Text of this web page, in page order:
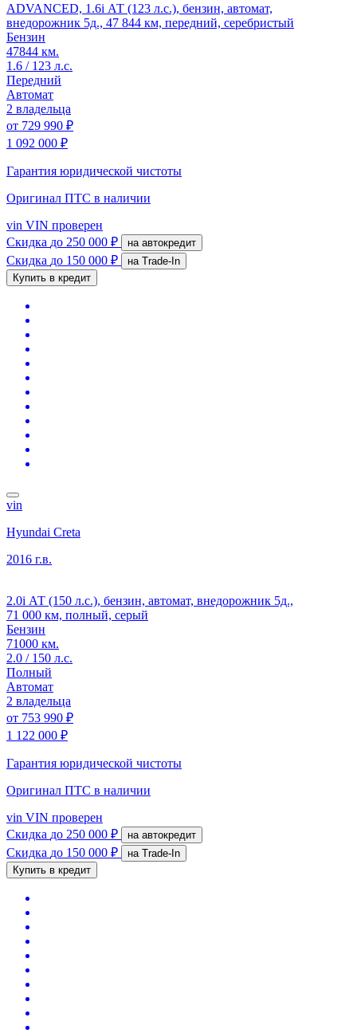
ADVANCED, 1.6i АТ (123 л.с.), бензин, автомат,
внедорожник 5д., 47 844 км, передний, серебристый
Бензин
47844 км.
1.6 / 123 л.с.
Передний
Автомат
2 владельца
от 729 990 ₽
1 092 000 ₽
Гарантия юридической чистоты
Оригинал ПТС в наличии
vin VIN проверен
Скидка до 250 000 ₽ на автокредит
Скидка до 150 000 ₽
на Trade-In
Купить в кредит
vin
Hyundai Creta
2016 г.в.
2.0i АТ (150 л.с.), бензин, автомат, внедорожник 5д.,
71 000 км, полный, серый
Бензин
71000 км.
2.0 / 150 л.с.
Полный
Автомат
2 владельца
от 753 990 ₽
1 122 000 ₽
Гарантия юридической чистоты
Оригинал ПТС в наличии
vin VIN проверен
Скидка до 250 000 ₽ на автокредит
Скидка до 150 000 ₽
на Trade-In
Купить в кредит